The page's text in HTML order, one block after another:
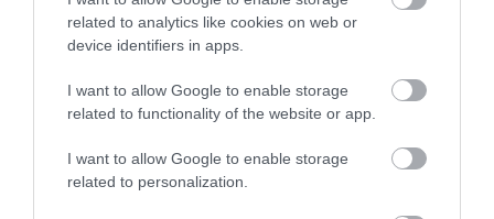
related to analytics like cookies on web or
device identifiers in apps.
I want to allow Google to enable storage
related to functionality of the website or app.
I want to allow Google to enable storage
related to personalization.
08.08.2026 | 19:40
οικονομικό πρόγραμμα της ΕΛ.Α.Σ.
στη Θεσσαλονίκη
Κάνεις δεν ξεχνά τι έζησε η